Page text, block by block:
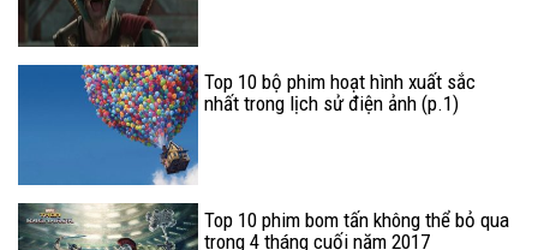
Top 10 bộ phim hoạt hình xuất sắc
nhất trong lịch sử điện ảnh (p.1)
Top 10 phim bom tấn không thể bỏ qua
trong 4 tháng cuối năm 2017